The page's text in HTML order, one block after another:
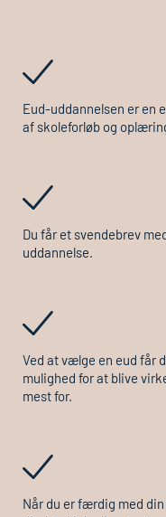
Eud-uddannelsen er en
af skoleforløb og
Du får et svendebrev
uddannelse.
Ved at vælge en eud får
mulighed for at blive
mest for.
Når du er færdig med